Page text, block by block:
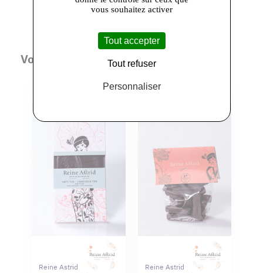
Vous aimerez aussi
Reine Astrid Reine Astrid
vous souhaitez activer
Tout accepter
Tout refuser
Personnaliser